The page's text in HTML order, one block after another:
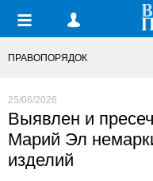
ПРАВОПОРЯДОК
25/06/2026
Выявлен и
Марий Эл
изделий